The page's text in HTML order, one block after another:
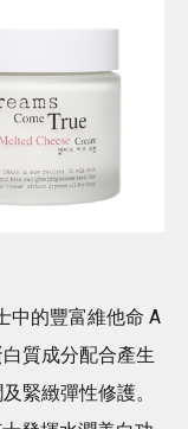
中的豐富維他命 A
質成分配合產生
緊緻彈性修護。